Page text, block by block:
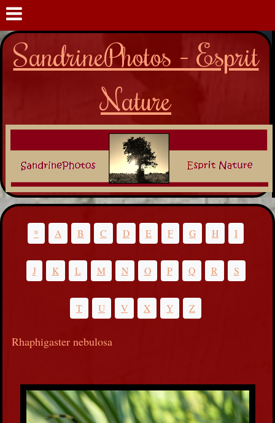
SandrinePhotos - Esprit
Nature
* A B C D E F G H I
J K L M N O P Q R S
T U V X Y Z
Rhaphigaster nebulosa